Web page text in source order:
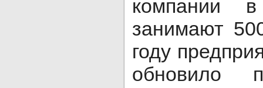
компании в
занимают
году
обновило